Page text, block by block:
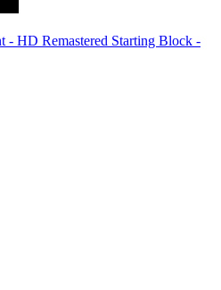
- HD Remastered Starting Block -